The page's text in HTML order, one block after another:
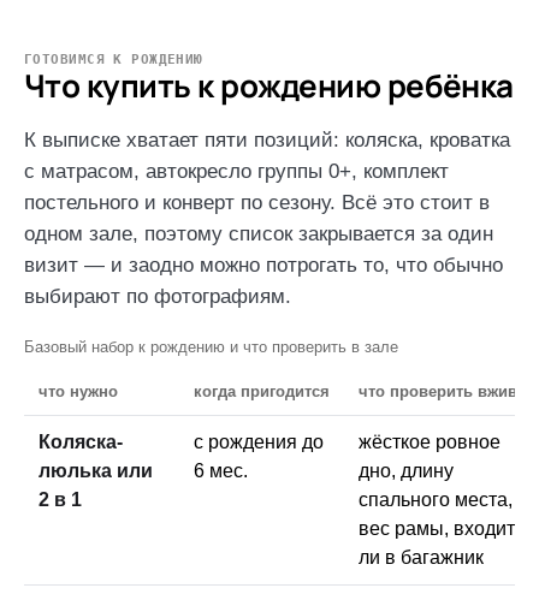
ГОТОВИМСЯ К РОЖДЕНИЮ
Что купить к рождению ребёнка
К выписке хватает пяти позиций: коляска, кроватка
с матрасом, автокресло группы 0+, комплект
постельного и конверт по сезону. Всё это стоит в
одном зале, поэтому список закрывается за один
визит — и заодно можно потрогать то, что обычно
выбирают по фотографиям.
Базовый набор к рождению и что проверить в зале
что нужно когда пригодится что проверить вживую
Коляска-
люлька или
2 в 1
с рождения до
6 мес.
жёсткое ровное
дно, длину
спального места,
вес рамы, входит
ли в багажник